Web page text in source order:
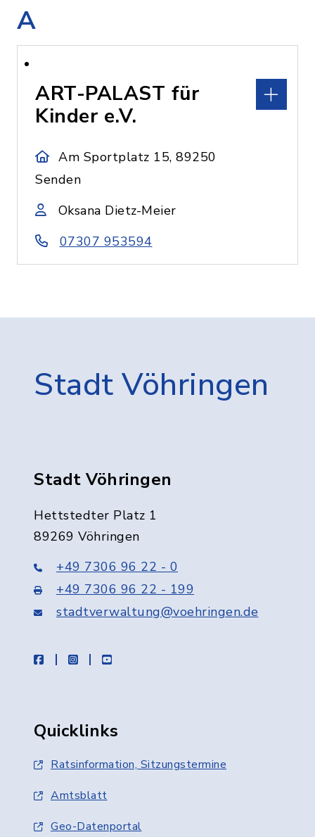
A
ART-PALAST für
Kinder e.V.
Am Sportplatz 15, 89250
Senden
Oksana Dietz-Meier
07307 953594
Stadt Vöhringen
Stadt Vöhringen
Hettstedter Platz 1
89269 Vöhringen
+49 7306 96 22 - 0
+49 7306 96 22 - 199
stadtverwaltung@voehringen.de
facebookinstagramyoutube
Quicklinks
Ratsinformation, Sitzungstermine
Amtsblatt
Geo-Datenportal